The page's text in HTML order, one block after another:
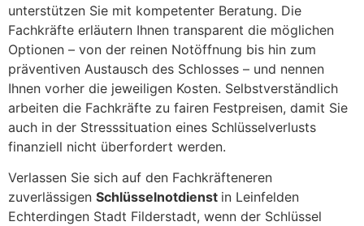
unterstützen Sie mit kompetenter Beratung. Die
Fachkräfte erläutern Ihnen transparent die möglichen
Optionen – von der reinen Notöffnung bis hin zum
präventiven Austausch des Schlosses – und nennen
Ihnen vorher die jeweiligen Kosten. Selbstverständlich
arbeiten die Fachkräfte zu fairen Festpreisen, damit Sie
auch in der Stresssituation eines Schlüsselverlusts
finanziell nicht überfordert werden.
Verlassen Sie sich auf den Fachkräfteneren
zuverlässigen Schlüsselnotdienst in Leinfelden
Echterdingen Stadt Filderstadt, wenn der Schlüssel